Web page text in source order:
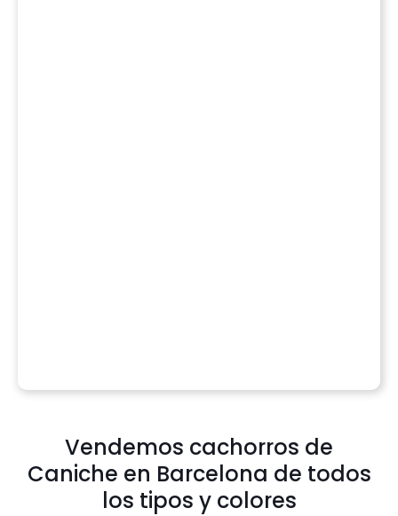
Vendemos cachorros de
Caniche en Barcelona de todos
los tipos y colores